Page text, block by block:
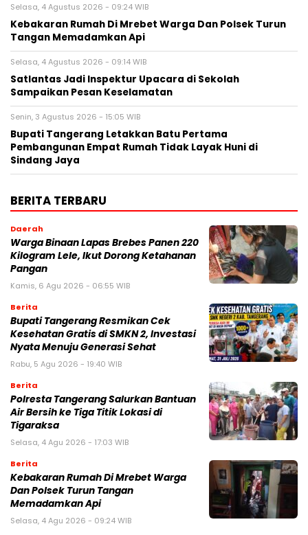
Selasa, 4 Agustus 2026 - 09:24 WIB
Kebakaran Rumah Di Mrebet Warga Dan Polsek Turun
Tangan Memadamkan Api
Selasa, 4 Agustus 2026 - 09:14 WIB
Satlantas Jadi Inspektur Upacara di Sekolah
Sampaikan Pesan Keselamatan
Senin, 3 Agustus 2026 - 15:05 WIB
Bupati Tangerang Letakkan Batu Pertama
Pembangunan Empat Rumah Tidak Layak Huni di
Sindang Jaya
BERITA TERBARU
Daerah
Warga Binaan Lapas Brebes Panen 220
Kilogram Lele, Ikut Dorong Ketahanan
Pangan
Kamis, 6 Agu 2026 - 06:55 WIB
Berita
‎Bupati Tangerang Resmikan Cek
Kesehatan Gratis di SMKN 2, Investasi
Nyata Menuju Generasi Sehat
Rabu, 5 Agu 2026 - 19:40 WIB
Berita
Polresta Tangerang Salurkan Bantuan
Air Bersih ke Tiga Titik Lokasi di
Tigaraksa
Selasa, 4 Agu 2026 - 17:03 WIB
Berita
Kebakaran Rumah Di Mrebet Warga
Dan Polsek Turun Tangan
Memadamkan Api
Selasa, 4 Agu 2026 - 09:24 WIB